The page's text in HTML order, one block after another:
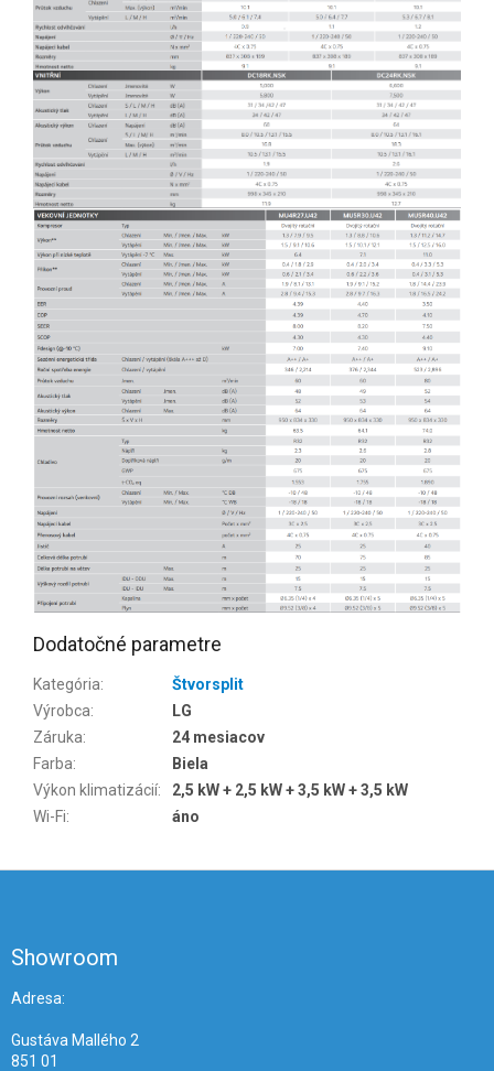
Dodatočné parametre
Kategória:
Štvorsplit
Výrobca:
LG
Záruka:
24 mesiacov
Farba:
Biela
Výkon klimatizácií:
2,5 kW + 2,5 kW + 3,5 kW + 3,5 kW
Wi-Fi: áno
Showroom
Adresa:
Gustáva Mallého 2
851 01